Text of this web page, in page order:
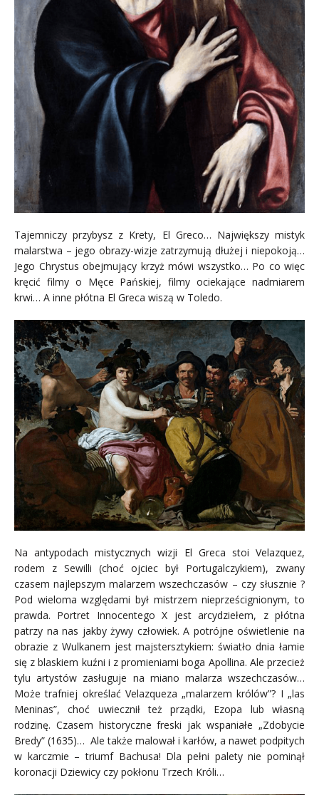
Tajemniczy przybysz z Krety, El Greco… Największy mistyk
malarstwa – jego obrazy-wizje zatrzymują dłużej i niepokoją…
Jego Chrystus obejmujący krzyż mówi wszystko… Po co więc
kręcić filmy o Męce Pańskiej, filmy ociekające nadmiarem
krwi… A inne płótna El Greca wiszą w Toledo.
Na antypodach mistycznych wizji El Greca stoi Velazquez,
rodem z Sewilli (choć ojciec był Portugalczykiem), zwany
czasem najlepszym malarzem wszechczasów – czy słusznie ?
Pod wieloma względami był mistrzem nieprześcignionym, to
prawda. Portret Innocentego X jest arcydziełem, z płótna
patrzy na nas jakby żywy człowiek. A potrójne oświetlenie na
obrazie z Wulkanem jest majstersztykiem: światło dnia łamie
się z blaskiem kuźni i z promieniami boga Apollina. Ale przecież
tylu artystów zasługuje na miano malarza wszechczasów…
Może trafniej określać Velazqueza „malarzem królów”? I „las
Meninas”, choć uwiecznił też prządki, Ezopa lub własną
rodzinę. Czasem historyczne freski jak wspaniałe „Zdobycie
Bredy” (1635)… Ale także malował i karłów, a nawet podpitych
w karczmie – triumf Bachusa! Dla pełni palety nie pominął
koronacji Dziewicy czy pokłonu Trzech Króli…